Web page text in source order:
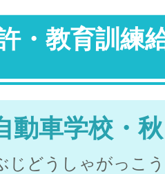
・教育訓練
動車学校・
じどうしゃがっこ